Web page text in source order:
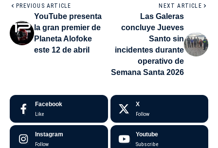
PREVIOUS ARTICLE
YouTube presenta
la gran premier de
Planeta Alofoke
este 12 de abril
NEXT ARTICLE
Las Galeras
concluye Jueves
Santo sin
incidentes durante
operativo de
Semana Santa 2026
Facebook
Like
X
Follow
Instagram
Follow
Youtube
Subscribe